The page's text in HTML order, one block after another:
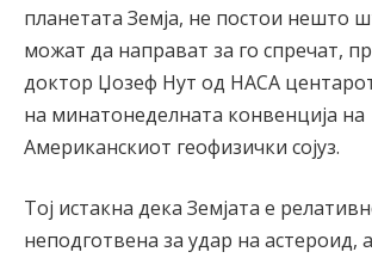
планетата Земја, не постои нешто
можат да направат за го спречат,
доктор Џозеф Нут од НАСА
на минатонеделната конвенција на
Американскиот геофизички сојуз.
Тој истакна дека Земјата е
неподготвена за удар на астероид,